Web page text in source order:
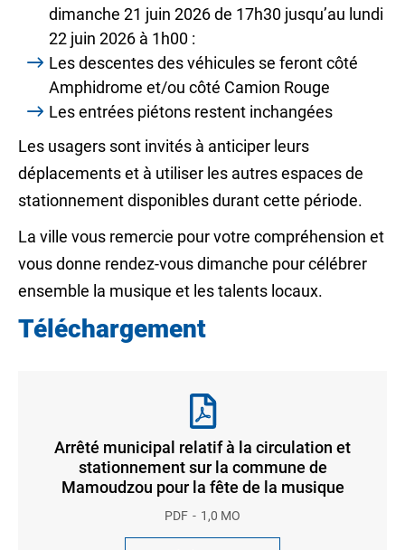
dimanche 21 juin 2026 de 17h30 jusqu’au lundi
22 juin 2026 à 1h00 :
Les descentes des véhicules se feront côté
Amphidrome et/ou côté Camion Rouge
Les entrées piétons restent inchangées
Les usagers sont invités à anticiper leurs
déplacements et à utiliser les autres espaces de
stationnement disponibles durant cette période.
La ville vous remercie pour votre compréhension et
vous donne rendez-vous dimanche pour célébrer
ensemble la musique et les talents locaux.
Téléchargement
Arrêté municipal relatif à la circulation et
stationnement sur la commune de
Mamoudzou pour la fête de la musique
PDF 1,0 MO